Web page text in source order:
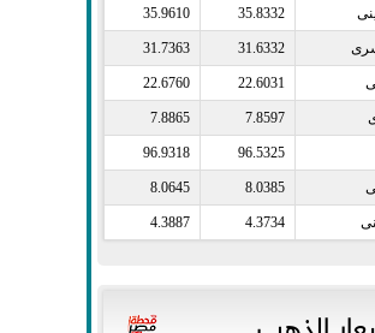
35.8332
35.9610
31.6332
31.7363
22.6031
22.6760
7.8597
7.8865
96.5325
96.9318
8.0385
8.0645
4.3734
4.3887
الذهب